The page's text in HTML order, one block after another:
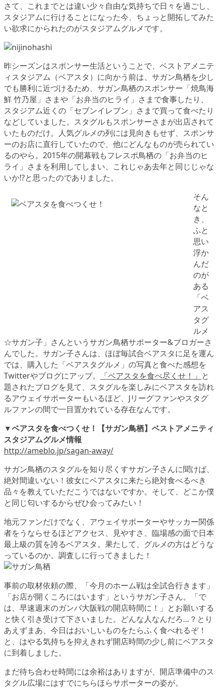
さて、これまでとは違い少々自由な気持ちで日々を過ごし、
スタジアムに行けることになった今、ちょっと開拓してみた
い欲求にかられたのがスタジアムグルメです。
昨シーズンはスポンサー生活ということで、ベストアメニテ
ィスタジアム（ベアスタ）に向かう前は、サガン鳥栖を少し
でも勝利に近づけるため、サガン鳥栖のスポンサー「焼鳥海
鮮 竹乃屋」さまや「お弁当のヒライ」さまで食事したり、
スタジアム近くの「セブンイレブン」さまで買って食べたり
などしていました。スタグルもスポンサーさまが出店されて
いたものだけ。人気グルメの列には見向きもせず、スポンサ
ーのお店に直行していたので、他にどんなものが売られてい
るのやら。2015年の開幕戦もフレスポ鳥栖の「お弁当のヒ
ライ」さまを利用してしまい、これじゃあ去年と同じじゃな
いか!?と思ったのでありました。
そん
なと
き、
ふと
思い
浮か
んだ
のが
ある
「ベ
アス
タグ
ルメ
☆サガン子」さんというサガン鳥栖サポーター&ブロガーさ
んでした。サガン子さんは、ほぼ毎試合ベアスタに足を運ん
では、購入した「ベアスタグルメ」の写真と食べた感想を
Twitterやブログにアップ。
「ベアスタを食べ尽くせ！」 と
題されたブログを見て、スタグルを楽しみにベアスタを訪れ
るアウェイサポーターもいるほど、Jリーグファンやスタグ
ルファンの間で一目置かれている存在なんです。
▼ベアスタを食べつくせ！【サガン鳥栖】ベストアメニティ
スタジアムグルメ情報
http://ameblo.jp/sagan-away/
サガン鳥栖のスタグルを知り尽くすサガン子さんに聞けば、
絶対間違いない！彼女にベアスタに来たら絶対食べるべき
品々を教えていただこうではないですか。そして、どこか僕
と同じ匂いするからぜひ会ってみたい！
地元ファンだけでなく、アウェイサポーターやサッカー関係
者をうならせるほどアクセス、見やすさ、臨場感の面で日本
最上級の質を誇るベアスタ。果たして、グルメの方はどうな
っているのか。調査しに行ってきました！
事前の取材依頼の際、「今月のホーム戦は全試合行きます」
「お店が開くころにはいます」というサガン子さん。「で
は、早速週末のガンバ大阪戦の開店時間に！」とお願いする
と快く引き受けて下さいました。どんな人なんだろ…？とり
あえずまあ、今日はおいしいものをたらふく食べれるぞ！
と、はやる気持ちを抑えきれず開店時間の少し前にベアスタ
に到着しました。
まだ待ち合わせ時間には余裕はありますが、開店準備中のス
タグル広場にはすでにちらほらサポーターの姿が。